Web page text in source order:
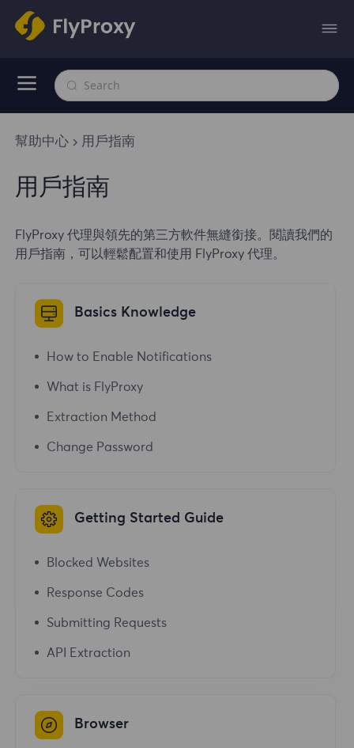
幫助中心 用戶指南
用戶指南
FlyProxy 代理與領先的第三方軟件無縫銜接。閱讀我們的
用戶指南，可以輕鬆配置和使用 FlyProxy 代理。
Basics Knowledge
How to Enable Notifications
What is FlyProxy
Extraction Method
Change Password
Getting Started Guide
Blocked Websites
Response Codes
Submitting Requests
API Extraction
Browser